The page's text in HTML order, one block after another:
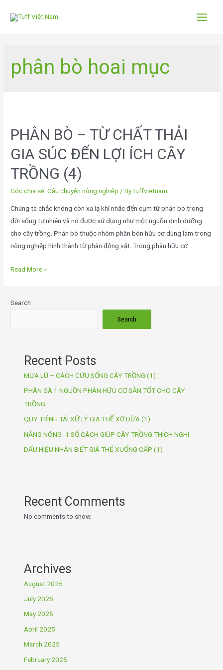
phân bò hoai mục
PHÂN BÒ – TỪ CHẤT THẢI
GIA SÚC ĐẾN LỢI ÍCH CÂY
TRỒNG (4)
Góc chia sẻ ,Câu chuyện nông nghiệp / Bytuffvietnam
Chúng ta chắc không còn xa lạ khi nhắc đến cụm từ phân bò trong
đời sống tự nhiên và nó được sử dụng như một nguồn dinh dưỡng
cho cây trồng. Phân bò thuộc nhóm phân bón hữu cơ dùng làm trong
nông nghiệp hình thành từ phân động vật. Trong phân hữu cơ …
Read More »
Search
Search
Recent Posts
MƯA LŨ – CÁCH CỨU SỐNG CÂY TRỒNG (1)
PHÂN GÀ 1 NGUỒN PHÂN HỮU CƠ SẴN TỐT CHO CÂY
TRỒNG
QUY TRÌNH TÁI XỬ LÝ GIÁ THỂ XƠ DỪA (1)
NẮNG NÓNG -1 SỐ CÁCH GIÚP CÂY TRỒNG THÍCH NGHI
DẤU HIỆU NHẬN BIẾT GIÁ THỂ XUỐNG CẤP (1)
Recent Comments
No comments to show.
Archives
August 2025
July 2025
May 2025
April 2025
March 2025
February 2025